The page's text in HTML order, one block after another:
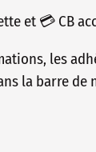
et 💳 CB
les
la barre de